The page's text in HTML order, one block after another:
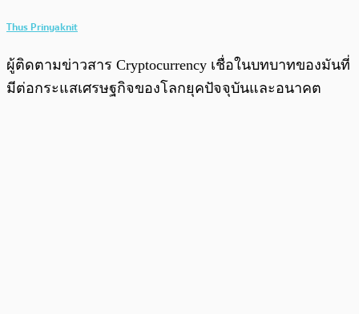
Thus Prinyaknit
ผู้ติดตามข่าวสาร Cryptocurrency เชื่อในบทบาทของมันที่
มีต่อกระแสเศรษฐกิจของโลกยุคปัจจุบันและอนาคต